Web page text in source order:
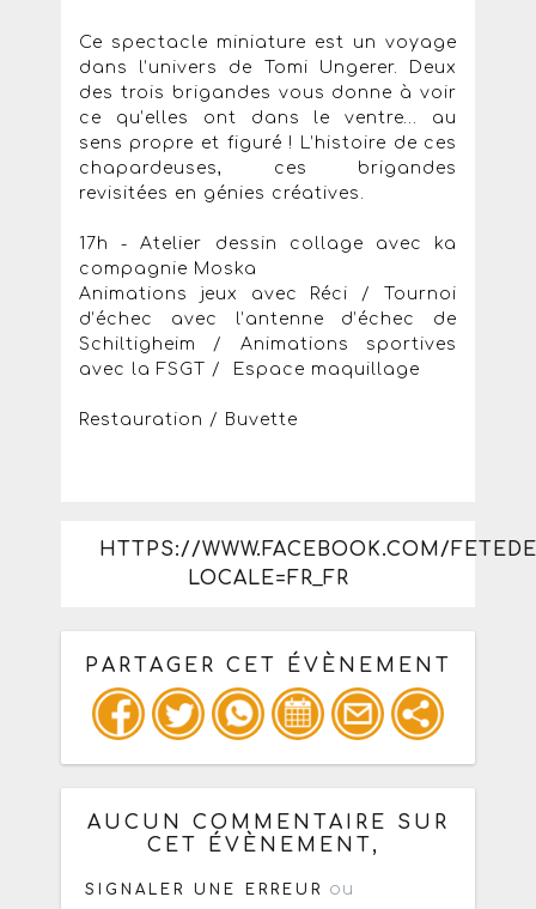
Ce spectacle miniature est un voyage
dans l’univers de Tomi Ungerer. Deux
des trois brigandes vous donne à voir
ce qu’elles ont dans le ventre… au
sens propre et figuré ! L’histoire de ces
chapardeuses, ces brigandes
revisitées en génies créatives.
17h - Atelier dessin collage avec ka
compagnie Moska
Animations jeux avec Réci / Tournoi
d’échec avec l’antenne d’échec de
Schiltigheim / Animations sportives
avec la FSGT / Espace maquillage
Restauration / Buvette
HTTPS://WWW.FACEBOOK.COM/
LOCALE=FR_FR
PARTAGER CET ÉVÈNEMENT
Copiez les infos ci-dessous pour un
: mail / forum / réseau social
AUCUN COMMENTAIRE SUR
CET ÉVÈNEMENT,
SIGNALER UNE ERREUR
ou